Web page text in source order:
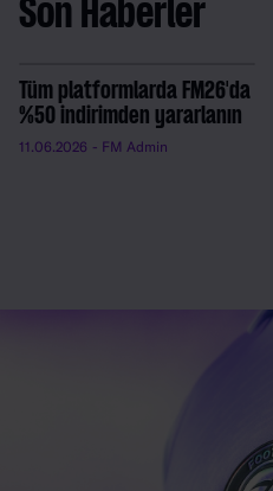
Son Haberler
Tüm platformlarda FM26'da
%50 indirimden yararlanın
11.06.2026 - FM Admin